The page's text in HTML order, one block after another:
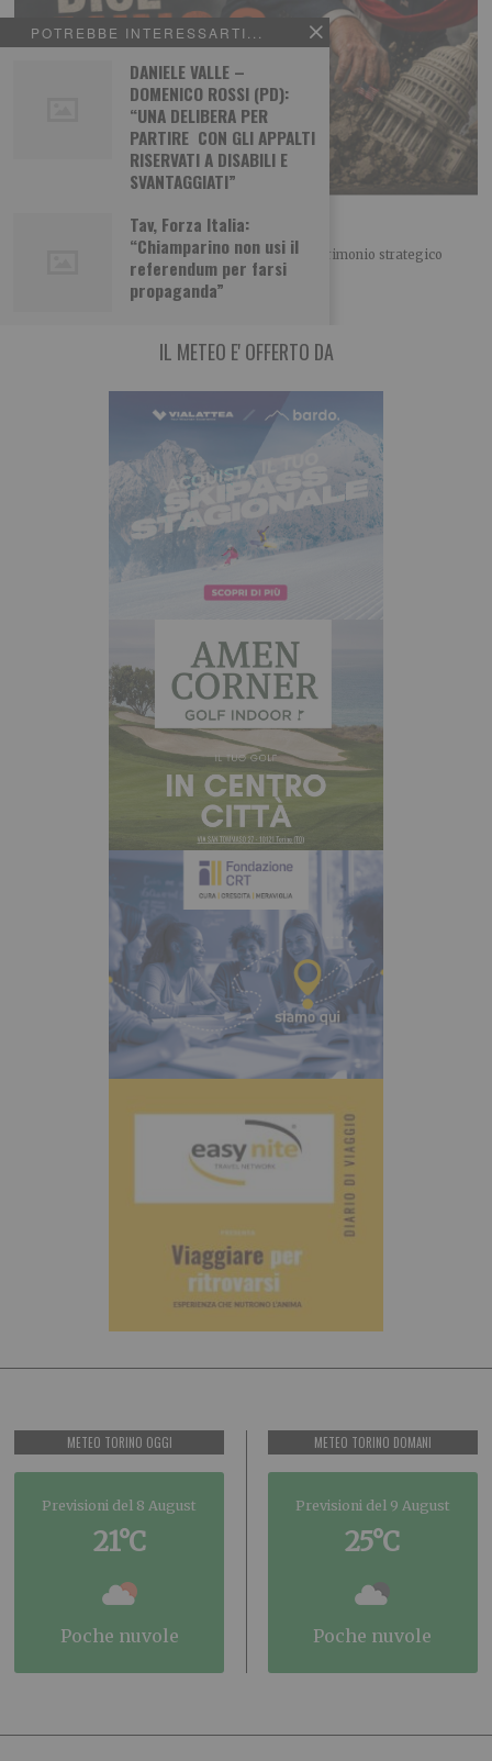
POTREBBE INTERESSARTI...
DANIELE VALLE –
DOMENICO ROSSI (PD):
“UNA DELIBERA PER
PARTIRE CON GLI APPALTI
RISERVATI A DISABILI E
SVANTAGGIATI”
Tav, Forza Italia:
“Chiamparino non usi il
referendum per farsi
propaganda”
Chi dice Donald dice Danno?
IL PUNTASPILLI di Luca Martina Il principale patrimonio strategico
degli Stati Uniti non sono certo
IL METEO E' OFFERTO DA
METEO TORINO OGGI
Previsioni del 8 August
21°C
poche nuvole
METEO TORINO DOMANI
Previsioni del 9 August
25°C
poche nuvole